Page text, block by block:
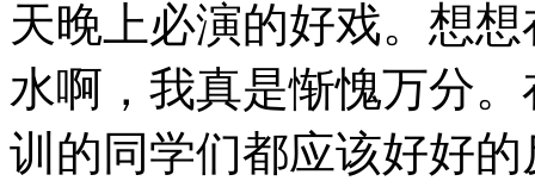
天晚上必演的好戏。想
水啊，我真是惭愧万分
训的同学们都应该好好